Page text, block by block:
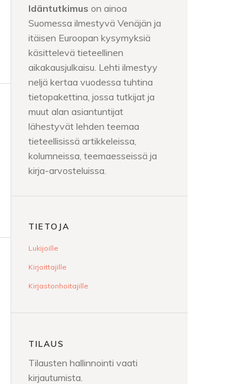
Idäntutkimus on ainoa
Suomessa ilmestyvä Venäjän ja
itäisen Euroopan kysymyksiä
käsittelevä tieteellinen
aikakausjulkaisu. Lehti ilmestyy
neljä kertaa vuodessa tuhtina
tietopakettina, jossa tutkijat ja
muut alan asiantuntijat
lähestyvät lehden teemaa
tieteellisissä artikkeleissa,
kolumneissa, teemaesseissä ja
kirja-arvosteluissa.
TIETOJA
Lukijoille
Kirjoittajille
Kirjastonhoitajille
TILAUS
Tilausten hallinnointi vaati
kirjautumista.